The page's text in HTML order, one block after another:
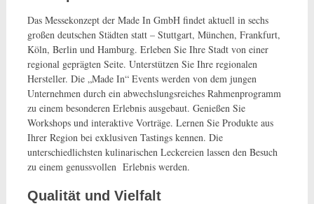
Das Messekonzept der Made In GmbH findet aktuell in sechs
großen deutschen Städten statt – Stuttgart, München, Frankfurt,
Köln, Berlin und Hamburg. Erleben Sie Ihre Stadt von einer
regional geprägten Seite. Unterstützen Sie Ihre regionalen
Hersteller. Die „Made In“ Events werden von dem jungen
Unternehmen durch ein abwechslungsreiches Rahmenprogramm
zu einem besonderen Erlebnis ausgebaut. Genießen Sie
Workshops und interaktive Vorträge. Lernen Sie Produkte aus
Ihrer Region bei exklusiven Tastings kennen. Die
unterschiedlichsten kulinarischen Leckereien lassen den Besuch
zu einem genussvollen Erlebnis werden.
Qualität und Vielfalt